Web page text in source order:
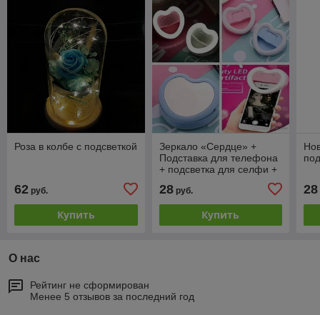
Роза в колбе с подсветкой
62 руб.
Купить
Зеркало «Сердце» +
Подставка для телефона
+ подсветка для селфи +
28руб.
Купить
28
О нас
Рейтинг не сформирован
Менее 5 отзывов за последний год